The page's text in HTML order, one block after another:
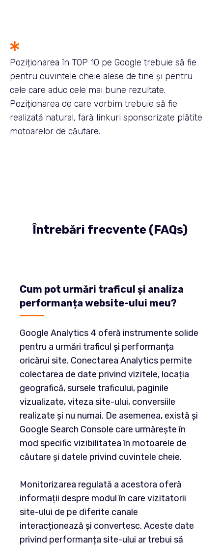
Poziționarea în TOP 10 pe Google trebuie să fie
pentru cuvintele cheie alese de tine și pentru
cele care aduc cele mai bune rezultate.
Poziționarea de care vorbim trebuie să fie
realizată natural, fară linkuri sponsorizate plătite
motoarelor de căutare.
Întrebări frecvente (FAQs)
Cum pot urmări traficul și analiza
performanța website-ului meu?
Google Analytics 4 oferă instrumente solide
pentru a urmări traficul și performanța
oricărui site. Conectarea Analytics permite
colectarea de date privind vizitele, locația
geografică, sursele traficului, paginile
vizualizate, viteza site-ului, conversiile
realizate și nu numai. De asemenea, există și
Google Search Console care urmărește în
mod specific vizibilitatea în motoarele de
căutare și datele privind cuvintele cheie.
Monitorizarea regulată a acestora oferă
informații despre modul în care vizitatorii
site-ului de pe diferite canale
interacționează și convertesc. Aceste date
privind performanța site-ului ar trebui să